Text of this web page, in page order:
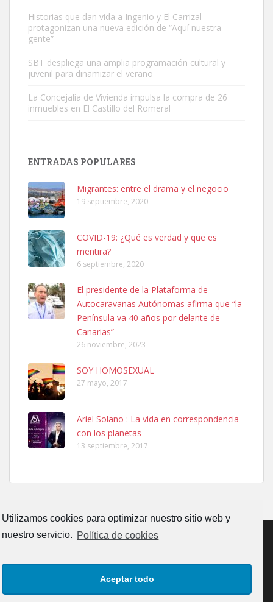
Utilizamos cookies para optimizar nuestro sitio web y
nuestro servicio. Política de cookies
Aceptar todo
Este gato macho ha aparecido en la calle hace menos de un mes,
es muy manso y extremadamente cari...
Leales.org » Gran Canaria
Leales.org » Gran Canaria
SHIBA PERDIDO AVDA JOSE MESA Y LOPEZ
PERRO MACHO RAZA SHIBA CON MICROCHIP PERDIDO HOY
06/07/2025 ZONA MESA Y LOPEZ. ES MUY ASUSTADIZO
Leales.org » Gran Canaria
6.7.2025
Ninfa perdida
El día 5 se los perdió una ninfa papillera, asustada tiene miedo a la
calle, se perdió por la zon...
Adopcion
Busco casa de acogida para mi perrita ya que por temas de trabajo
Historias que dan vida a Ingenio y El Carrizal
protagonizan una nueva edición de “Aquí nuestra
gente”
SBT despliega una amplia programación cultural y
juvenil para dinamizar el verano
La Concejalía de Vivienda impulsa la compra de 26
inmuebles en El Castillo del Romeral
ENTRADAS POPULARES
Migrantes: entre el drama y el negocio
19 septiembre, 2020
COVID-19: ¿Qué es verdad y que es
mentira?
6 septiembre, 2020
El presidente de la Plataforma de
Autocaravanas Autónomas afirma que “la
Península va 40 años por delante de
Canarias”
26 noviembre, 2023
SOY HOMOSEXUAL
27 mayo, 2017
Ariel Solano : La vida en correspondencia
con los planetas
13 septiembre, 2017
POLÍTICA DE COOKIES (UE)